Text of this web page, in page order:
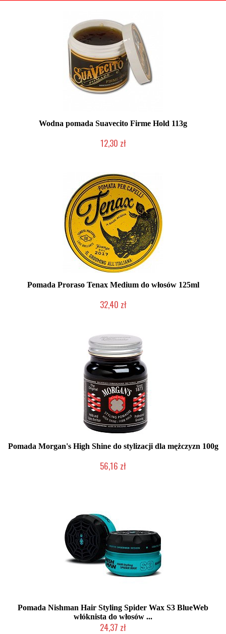
Wodna pomada Suavecito Firme Hold 113g
12,30 zł
Pomada Proraso Tenax Medium do włosów 125ml
32,40 zł
Pomada Morgan's High Shine do stylizacji dla mężczyzn 100g
56,16 zł
Pomada Nishman Hair Styling Spider Wax S3 BlueWeb
włóknista do włosów ...
24,37 zł